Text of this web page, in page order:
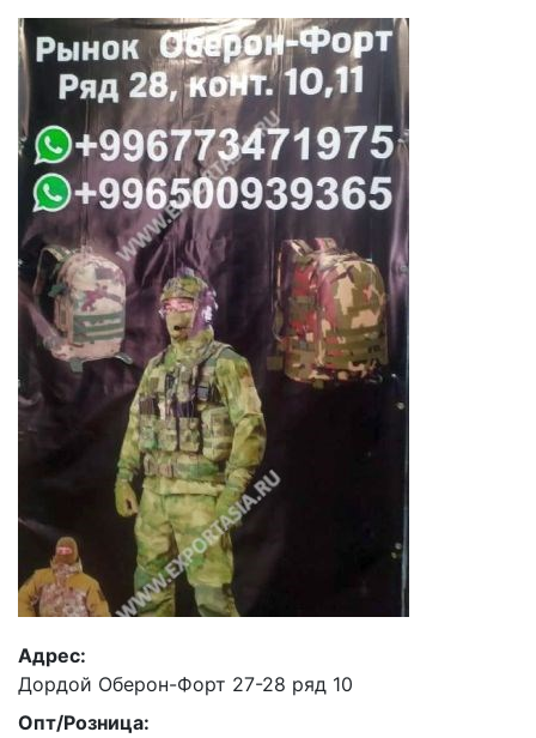
Адрес:
Дордой Оберон-Форт 27-28 ряд 10
Опт/Розница: